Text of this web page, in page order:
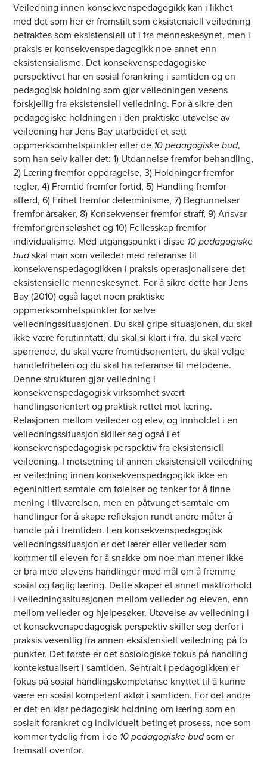
Veiledning innen konsekvenspedagogikk kan i likhet
med det som her er fremstilt som eksistensiell veiledning
betraktes som eksistensiell ut i fra menneskesynet, men i
praksis er konsekvenspedagogikk noe annet enn
eksistensialisme. Det konsekvenspedagogiske
perspektivet har en sosial forankring i samtiden og en
pedagogisk holdning som gjør veiledningen vesens
forskjellig fra eksistensiell veiledning. For å sikre den
pedagogiske holdningen i den praktiske utøvelse av
veiledning har Jens Bay utarbeidet et sett
oppmerksomhetspunkter eller de 10 pedagogiske bud,
som han selv kaller det: 1) Utdannelse fremfor behandling,
2) Læring fremfor oppdragelse, 3) Holdninger fremfor
regler, 4) Fremtid fremfor fortid, 5) Handling fremfor
atferd, 6) Frihet fremfor determinisme, 7) Begrunnelser
fremfor årsaker, 8) Konsekvenser fremfor straff, 9) Ansvar
fremfor grenseløshet og 10) Fellesskap fremfor
individualisme. Med utgangspunkt i disse 10 pedagogiske
budskal man som veileder med referanse til
konsekvenspedagogikken i praksis operasjonalisere det
eksistensielle menneskesynet. For å sikre dette har Jens
Bay (2010) også laget noen praktiske
oppmerksomhetspunkter for selve
veiledningssituasjonen. Du skal gripe situasjonen, du skal
ikke være forutinntatt, du skal si klart i fra, du skal være
spørrende, du skal være fremtidsorientert, du skal velge
handlefriheten og du skal ha referanse til metodene.
Denne strukturen gjør veiledning i
konsekvenspedagogisk virksomhet svært
handlingsorientert og praktisk rettet mot læring.
Relasjonen mellom veileder og elev, og innholdet i en
veiledningssituasjon skiller seg også i et
konsekvenspedagogisk perspektiv fra eksistensiell
veiledning. I motsetning til annen eksistensiell veiledning
er veiledning innen konsekvenspedagogikk ikke en
egeninitiert samtale om følelser og tanker for å finne
mening i tilværelsen, men en påtvunget samtale om
handlinger for å skape refleksjon rundt andre måter å
handle på i fremtiden. I en konsekvenspedagogisk
veiledningssituasjon er det lærer eller veileder som
kommer til eleven for å snakke om noe man mener ikke
er bra med elevens handlinger med mål om å fremme
sosial og faglig læring. Dette skaper et annet maktforhold
i veiledningssituasjonen mellom veileder og eleven, enn
mellom veileder og hjelpesøker. Utøvelse av veiledning i
et konsekvenspedagogisk perspektiv skiller seg derfor i
praksis vesentlig fra annen eksistensiell veiledning på to
punkter. Det første er det sosiologiske fokus på handling
kontekstualisert i samtiden. Sentralt i pedagogikken er
fokus på sosial handlingskompetanse knyttet til å kunne
være en sosial kompetent aktør i samtiden. For det andre
er det en klar pedagogisk holdning om læring som en
sosialt forankret og individuelt betinget prosess, noe som
kommer tydelig frem i de 10 pedagogiske budsom er
fremsatt ovenfor.